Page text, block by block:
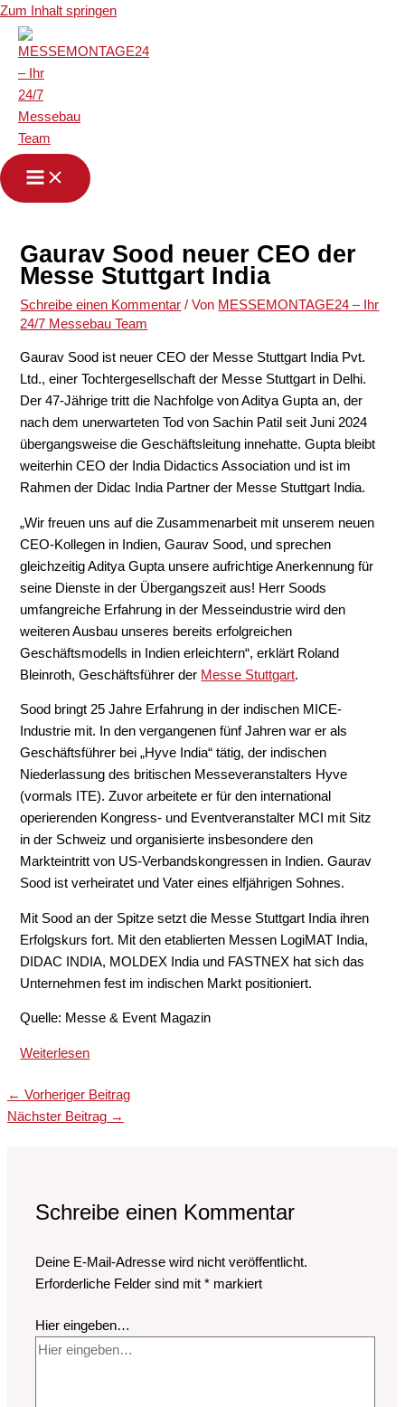
Zum Inhalt springen
Gaurav Sood neuer CEO der
Messe Stuttgart India
Schreibe einen Kommentar / Von MESSEMONTAGE24 – Ihr
24/7 Messebau Team
Gaurav Sood ist neuer CEO der Messe Stuttgart India Pvt.
Ltd., einer Tochtergesellschaft der Messe Stuttgart in Delhi.
Der 47-Jährige tritt die Nachfolge von Aditya Gupta an, der
nach dem unerwarteten Tod von Sachin Patil seit Juni 2024
übergangsweise die Geschäftsleitung innehatte. Gupta bleibt
weiterhin CEO der India Didactics Association und ist im
Rahmen der Didac India Partner der Messe Stuttgart India.
„Wir freuen uns auf die Zusammenarbeit mit unserem neuen
CEO-Kollegen in Indien, Gaurav Sood, und sprechen
gleichzeitig Aditya Gupta unsere aufrichtige Anerkennung für
seine Dienste in der Übergangszeit aus! Herr Soods
umfangreiche Erfahrung in der Messeindustrie wird den
weiteren Ausbau unseres bereits erfolgreichen
Geschäftsmodells in Indien erleichtern“, erklärt Roland
Bleinroth, Geschäftsführer der Messe Stuttgart.
Sood bringt 25 Jahre Erfahrung in der indischen MICE-
Industrie mit. In den vergangenen fünf Jahren war er als
Geschäftsführer bei „Hyve India“ tätig, der indischen
Niederlassung des britischen Messeveranstalters Hyve
(vormals ITE). Zuvor arbeitete er für den international
operierenden Kongress- und Eventveranstalter MCI mit Sitz
in der Schweiz und organisierte insbesondere den
Markteintritt von US-Verbandskongressen in Indien. Gaurav
Sood ist verheiratet und Vater eines elfjährigen Sohnes.
Mit Sood an der Spitze setzt die Messe Stuttgart India ihren
Erfolgskurs fort. Mit den etablierten Messen LogiMAT India,
DIDAC INDIA, MOLDEX India und FASTNEX hat sich das
Unternehmen fest im indischen Markt positioniert.
Quelle: Messe & Event Magazin
Weiterlesen
← Vorheriger Beitrag
Nächster Beitrag →
Schreibe einen Kommentar
Deine E-Mail-Adresse wird nicht veröffentlicht.
Erforderliche Felder sind mit* markiert
Hier eingeben…